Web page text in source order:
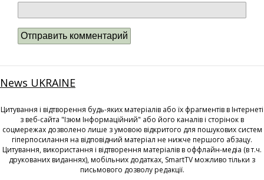
News UKRAINE
Цитування і відтворення будь-яких матеріалів або їх фрагментів в Інтернеті
з веб-сайта "Ізюм Інформаційний" або його каналів і сторінок в
соцмережах дозволено лише з умовою відкритого для пошукових систем
гіперпосилання на відповідний матеріал не нижче першого абзацу.
Цитування, використання і відтворення матеріалів в оффлайн-медіа (в т.ч.
друкованих виданнях), мобільних додатках, SmartTV можливо тільки з
письмового дозволу редакції.